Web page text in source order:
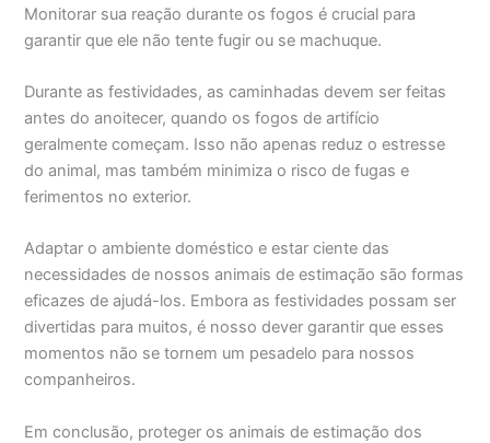
Monitorar sua reação durante os fogos é crucial para
garantir que ele não tente fugir ou se machuque.
Durante as festividades, as caminhadas devem ser feitas
antes do anoitecer, quando os fogos de artifício
geralmente começam. Isso não apenas reduz o estresse
do animal, mas também minimiza o risco de fugas e
ferimentos no exterior.
Adaptar o ambiente doméstico e estar ciente das
necessidades de nossos animais de estimação são formas
eficazes de ajudá-los. Embora as festividades possam ser
divertidas para muitos, é nosso dever garantir que esses
momentos não se tornem um pesadelo para nossos
companheiros.
Em conclusão, proteger os animais de estimação dos